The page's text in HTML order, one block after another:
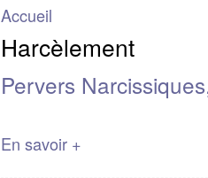
Accueil
Harcèlement
Pervers
En savoir +